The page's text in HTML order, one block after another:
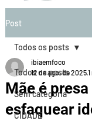
Post
Todos os posts
Sem categoria
CIDADE
Todos os posts
Mãe é
esfaquear
ibiaemfoco
12 de ago. de 2025